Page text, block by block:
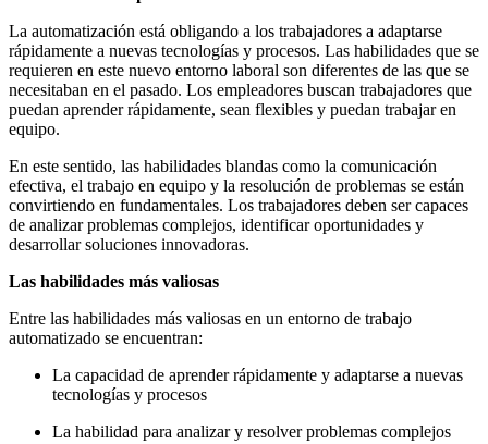
La automatización está obligando a los trabajadores a adaptarse
rápidamente a nuevas tecnologías y procesos. Las habilidades que se
requieren en este nuevo entorno laboral son diferentes de las que se
necesitaban en el pasado. Los empleadores buscan trabajadores que
puedan aprender rápidamente, sean flexibles y puedan trabajar en
equipo.
En este sentido, las habilidades blandas como la comunicación
efectiva, el trabajo en equipo y la resolución de problemas se están
convirtiendo en fundamentales. Los trabajadores deben ser capaces
de analizar problemas complejos, identificar oportunidades y
desarrollar soluciones innovadoras.
Las habilidades más valiosas
Entre las habilidades más valiosas en un entorno de trabajo
automatizado se encuentran:
La capacidad de aprender rápidamente y adaptarse a nuevas
tecnologías y procesos
La habilidad para analizar y resolver problemas complejos